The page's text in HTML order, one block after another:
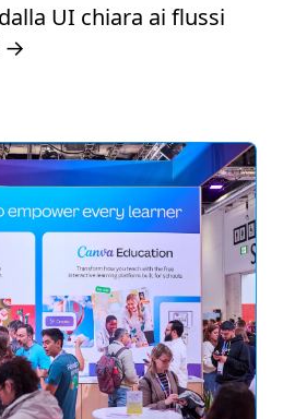
UI chiara ai flussi
→